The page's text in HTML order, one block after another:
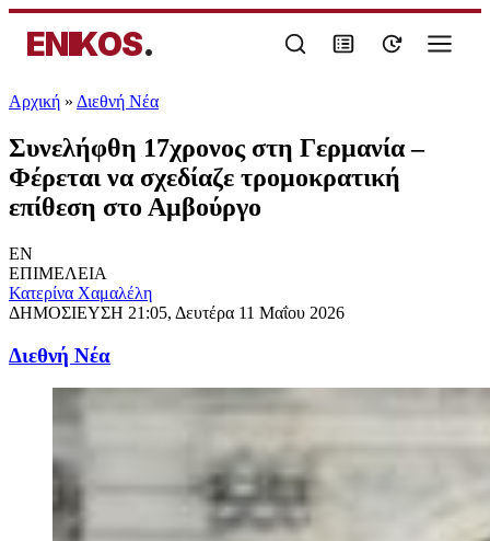
ENIKOS.
Αρχική » Διεθνή Νέα
Συνελήφθη 17χρονος στη Γερμανία –
Φέρεται να σχεδίαζε τρομοκρατική
επίθεση στο Αμβούργο
EN
ΕΠΙΜΕΛΕΙΑ
Κατερίνα Χαμαλέλη
ΔΗΜΟΣΙΕΥΣΗ 21:05, Δευτέρα 11 Μαΐου 2026
Διεθνή Νέα